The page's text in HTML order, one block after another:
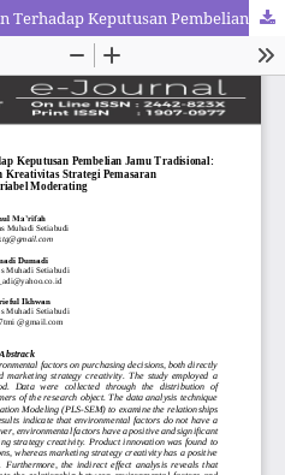
Pengaruh Faktor Lingkungan Terhadap Keputusan Pembelian Jamu Tradisional: Peran Inovasi Produk dan Kreativitas Strategi Pemasaran Sebagai Variabel Moderating